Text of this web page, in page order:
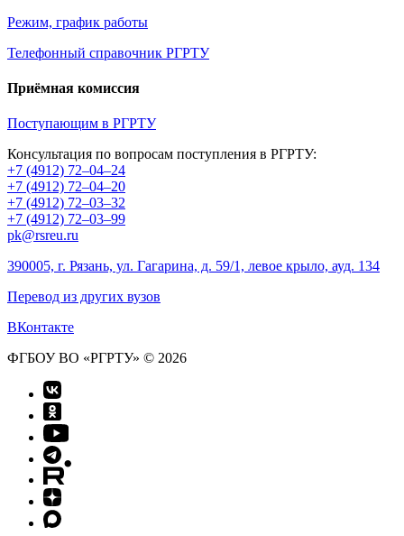
Режим, график работы
Телефонный справочник РГРТУ
Приёмная комиссия
Поступающим в РГРТУ
Консультация по вопросам поступления в РГРТУ:
+7 (4912) 72–04–24
+7 (4912) 72–04–20
+7 (4912) 72–03–32
+7 (4912) 72–03–99
pk@rsreu.ru
390005, г. Рязань, ул. Гагарина, д. 59/1, левое крыло, ауд. 134
Перевод из других вузов
ВКонтакте
ФГБОУ ВО «РГРТУ» © 2026